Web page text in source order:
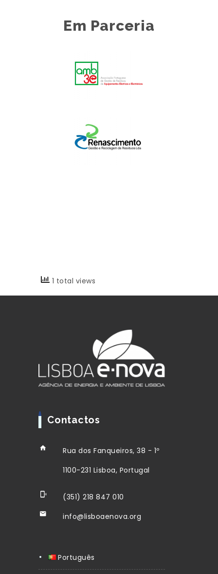
Em Parceria
1 total views
Contactos
Rua dos Fanqueiros, 38 - 1º
1100-231 Lisboa, Portugal
(351) 218 847 010
info@lisboaenova.org
Português